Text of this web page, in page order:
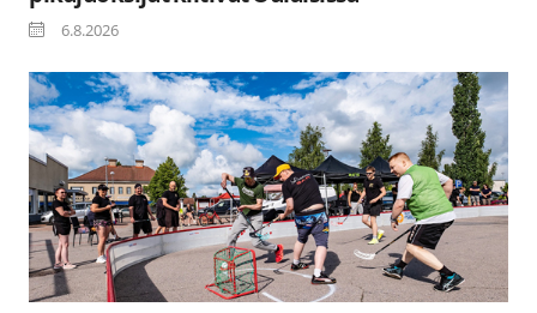
6.8.2026